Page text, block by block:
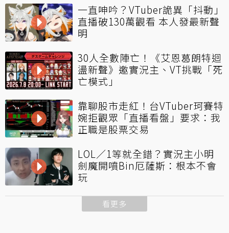
一直呻吟？VTuber詭異「抖動」
直播破130萬觀看 本人發最新聲
明
30人全數陣亡！《艾恩葛朗特迴
盪新聲》邀實況主、VT挑戰「死
亡模式」
靠聊股市走紅！台VTuber珂賽特
婉拒觀眾「直播看盤」要求：我
正職是股票交易
LOL／1等就全錯？實況主小明
劍魔開噴Bin厄薩斯：根本不會
玩
看更多